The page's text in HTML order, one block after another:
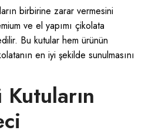
birbirine zarar vermesini
ve el yapımı çikolata
Bu kutular hem ürünün
en iyi şekilde sunulmasını